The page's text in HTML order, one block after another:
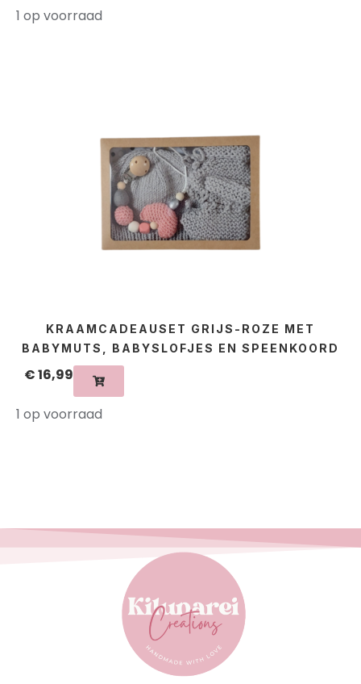
1 op voorraad
KRAAMCADEAUSET GRIJS-ROZE MET
BABYMUTS, BABYSLOFJES EN SPEENKOORD
€16,99
1 op voorraad